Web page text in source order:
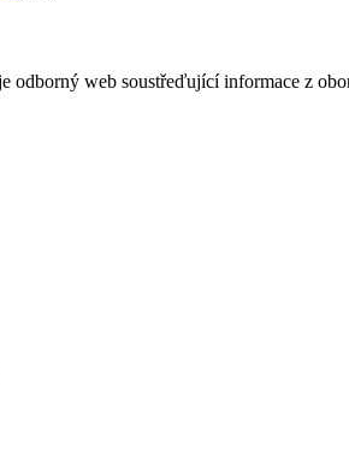
odborný web soustřeďující informace z